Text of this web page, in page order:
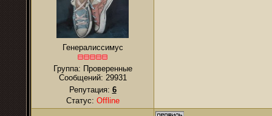
Генералиссимус
Группа: Проверенные
Сообщений: 29931
Репутация: 6
Статус: Offline